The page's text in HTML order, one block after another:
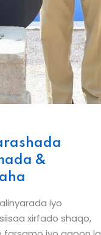
&
iyo
xirfado shaqo,